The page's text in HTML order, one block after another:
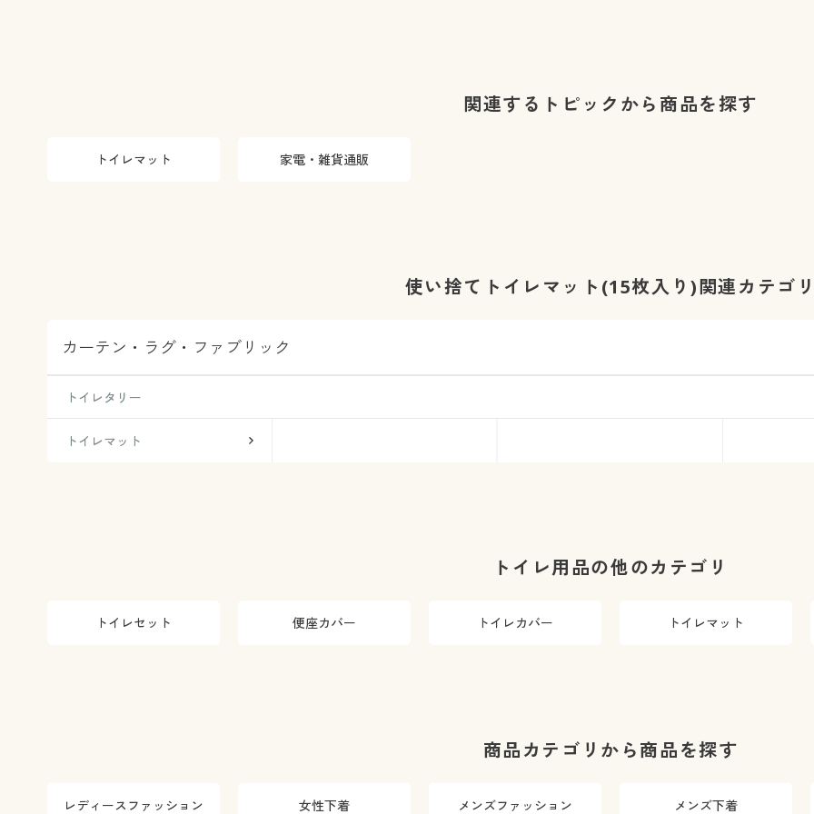
関連するトピックから商品を探す
トイレマット 家電・雑貨通販
使い捨てトイレマット(15枚入り)関連カテゴ
カーテン・ラグ・ファブリック
トイレタリー
トイレマット
トイレ用品の他のカテゴリ
トイレセット 便座カバー トイレカバー トイレマット
商品カテゴリから商品を探す
レディースファッション 女性下着 メンズファッション メンズ下着